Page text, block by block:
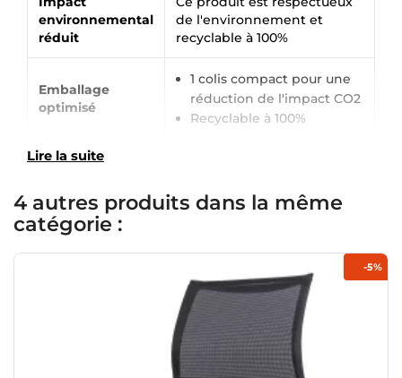
Demande de rappel
environnemental
réduit
de l'environnement et
recyclable à 100%
Emballage
optimisé
1 colis compact pour une
réduction de l'impact CO2
Recyclable à 100%
Lire la suite
4 autres produits dans la même
catégorie :
-5%